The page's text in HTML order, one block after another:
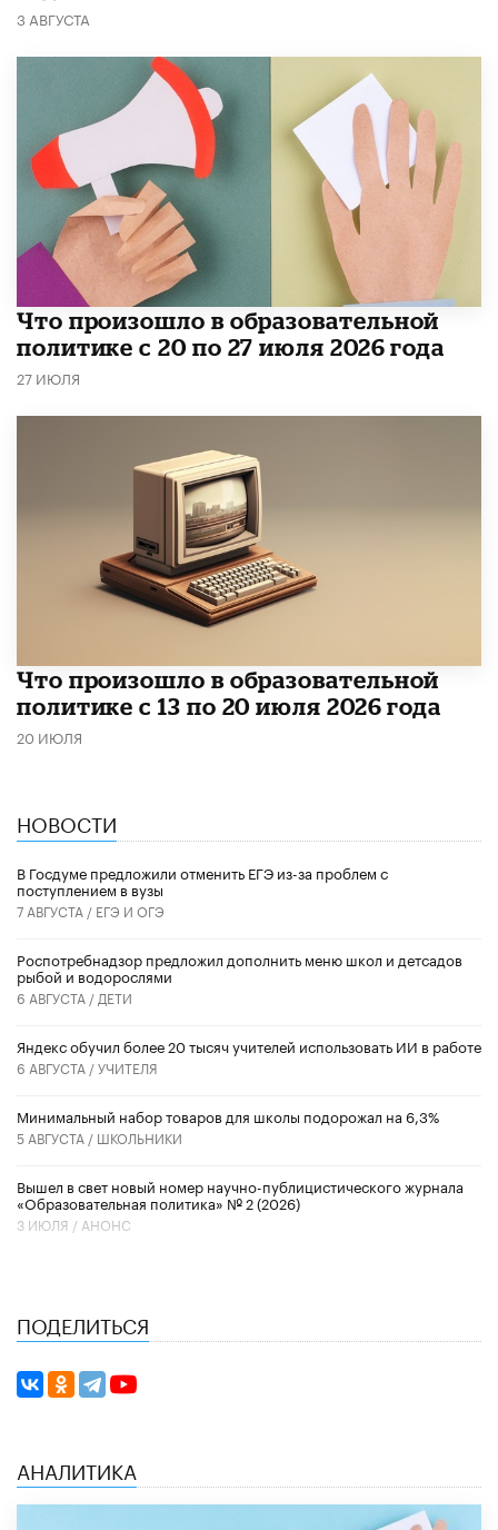
3 АВГУСТА
​Что произошло в образовательной
политике с 20 по 27 июля 2026 года
27 ИЮЛЯ
Что произошло в образовательной
политике с 13 по 20 июля 2026 года
20 ИЮЛЯ
НОВОСТИ
В Госдуме предложили отменить ЕГЭ из-за проблем с
поступлением в вузы
7 АВГУСТА / ЕГЭ И ОГЭ
Роспотребнадзор предложил дополнить меню школ и детсадов
рыбой и водорослями
6 АВГУСТА / ДЕТИ
​Яндекс обучил более 20 тысяч учителей использовать ИИ в работе
6 АВГУСТА /УЧИТЕЛЯ
Минимальный набор товаров для школы подорожал на 6,3%
5 АВГУСТА / ШКОЛЬНИКИ
Вышел в свет новый номер научно-публицистического журнала
«Образовательная политика» № 2 (2026)
3 ИЮЛЯ / АНОНС
ПОДЕЛИТЬСЯ
АНАЛИТИКА